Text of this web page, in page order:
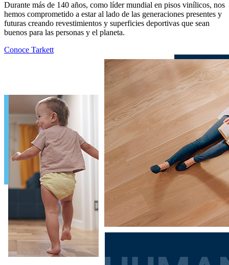
Durante más de 140 años, como líder mundial en pisos vinílicos, nos
hemos comprometido a estar al lado de las generaciones presentes y
futuras creando revestimientos y superficies deportivas que sean
buenos para las personas y el planeta.
Conoce Tarkett